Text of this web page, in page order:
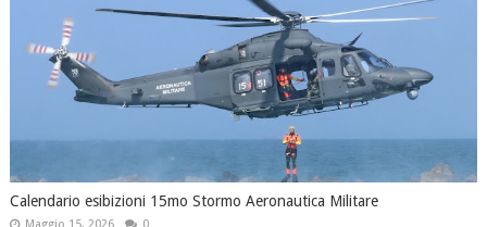
Calendario esibizioni 15mo Stormo Aeronautica Militare